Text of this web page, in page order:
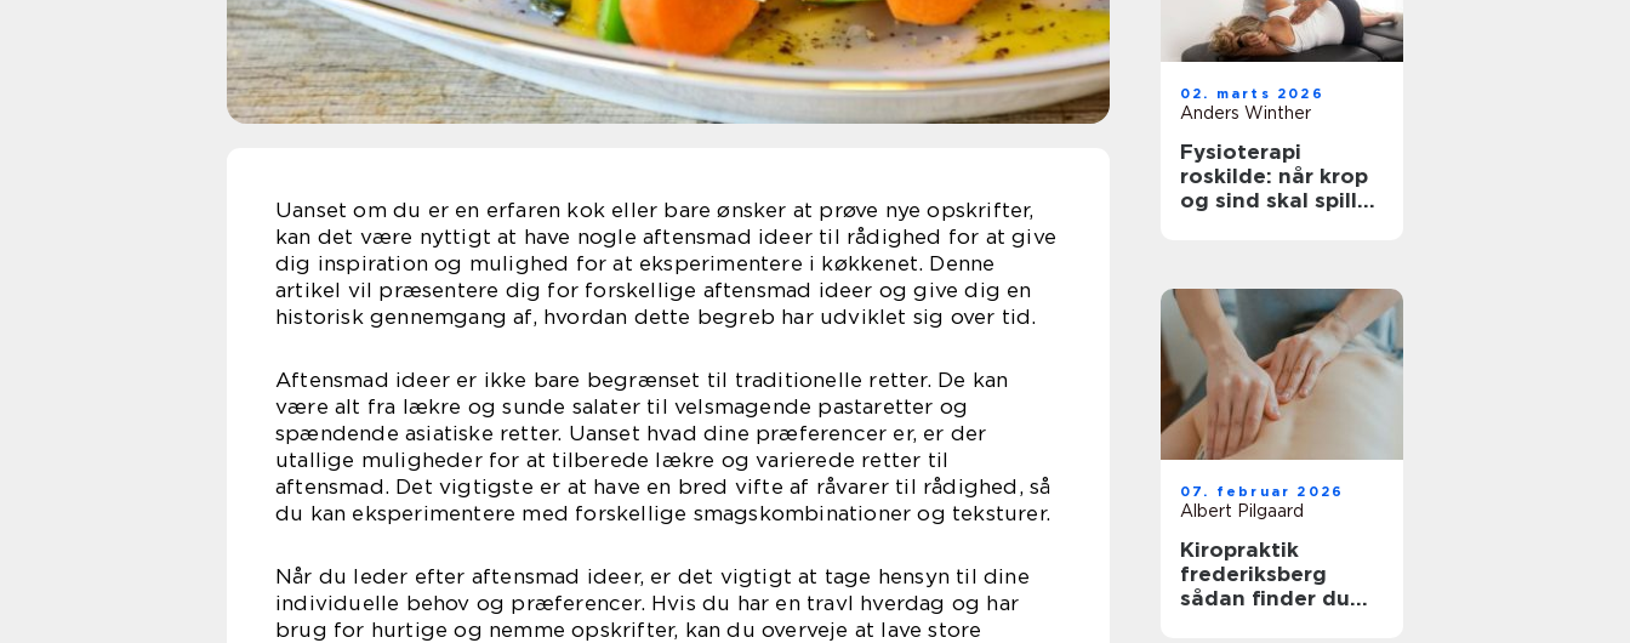
Uanset om du er en erfaren kok eller bare ønsker at prøve nye opskrifter,
kan det være nyttigt at have nogle aftensmad ideer til rådighed for at give
dig inspiration og mulighed for at eksperimentere i køkkenet. Denne
artikel vil præsentere dig for forskellige aftensmad ideer og give dig en
historisk gennemgang af, hvordan dette begreb har udviklet sig over tid.
Aftensmad ideer er ikke bare begrænset til traditionelle retter. De kan
være alt fra lækre og sunde salater til velsmagende pastaretter og
spændende asiatiske retter. Uanset hvad dine præferencer er, er der
utallige muligheder for at tilberede lækre og varierede retter til
aftensmad. Det vigtigste er at have en bred vifte af råvarer til rådighed, så
du kan eksperimentere med forskellige smagskombinationer og teksturer.
Når du leder efter aftensmad ideer, er det vigtigt at tage hensyn til dine
individuelle behov og præferencer. Hvis du har en travl hverdag og har
brug for hurtige og nemme opskrifter, kan du overveje at lave store
02. marts 2026
Anders Winther
Fysioterapi
roskilde: når krop
og sind skal spille
07. februar 2026
Albert Pilgaard
Kiropraktik
frederiksberg
sådan finder du